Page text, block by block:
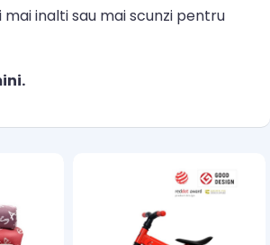
mai inalti sau mai scunzi pentru